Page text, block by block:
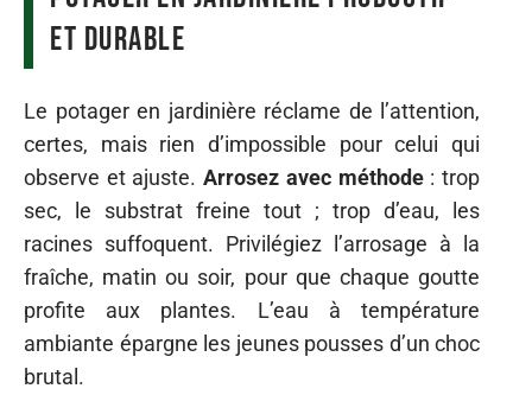
et durable
Le potager en jardinière réclame de l’attention,
certes, mais rien d’impossible pour celui qui
observe et ajuste.Arrosez avec méthode: trop
sec, le substrat freine tout ; trop d’eau, les
racines suffoquent. Privilégiez l’arrosage à la
fraîche, matin ou soir, pour que chaque goutte
profite aux plantes. L’eau à température
ambiante épargne les jeunes pousses d’un choc
brutal.